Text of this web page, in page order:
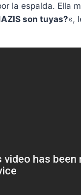
la espalda. Ella
son tuyas?«,